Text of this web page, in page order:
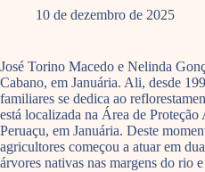
10 de dezembro de 2025
José Torino Macedo e Nelinda
Cabano, em Januária. Ali, desde
familiares se dedica ao
está localizada na Área de
Peruaçu, em Januária. Deste
agricultores começou a atuar em
árvores nativas nas margens do rio